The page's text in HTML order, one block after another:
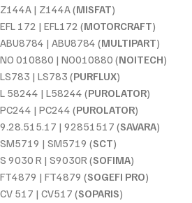
Z144A | Z144A (MISFAT)
EFL 172 | EFL172 (MOTORCRAFT)
ABU8784 | ABU8784 (MULTIPART)
NO 010880 | NO010880 (NOITECH)
LS783 | LS783 (PURFLUX)
L 58244 | L58244 (PUROLATOR)
PC244 | PC244 (PUROLATOR)
9.28.515.17 | 92851517 (SAVARA)
SM5719 | SM5719 (SCT)
S 9030 R | S9030R (SOFIMA)
FT4879 | FT4879 (SOGEFI PRO)
CV 517 | CV517 (SOPARIS)